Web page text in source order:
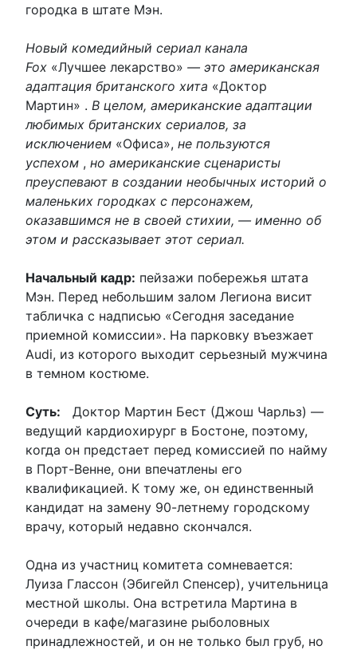
городка в штате Мэн.
Новый комедийный сериал канала
Fox «Лучшее лекарство» — это американская
адаптация британского хита «Доктор
Мартин» . В целом, американские адаптации
любимых британских сериалов, за
исключением «Офиса», не пользуются
успехом , но американские сценаристы
преуспевают в создании необычных историй о
маленьких городках с персонажем,
оказавшимся не в своей стихии, — именно об
этом и рассказывает этот сериал.
Начальный кадр: пейзажи побережья штата
Мэн. Перед небольшим залом Легиона висит
табличка с надписью «Сегодня заседание
приемной комиссии». На парковку въезжает
Audi, из которого выходит серьезный мужчина
в темном костюме.
Суть: Доктор Мартин Бест (Джош Чарльз) —
ведущий кардиохирург в Бостоне, поэтому,
когда он предстает перед комиссией по найму
в Порт-Венне, они впечатлены его
квалификацией. К тому же, он единственный
кандидат на замену 90-летнему городскому
врачу, который недавно скончался.
Одна из участниц комитета сомневается:
Луиза Глассон (Эбигейл Спенсер), учительница
местной школы. Она встретила Мартина в
очереди в кафе/магазине рыболовных
принадлежностей, и он не только был груб, но